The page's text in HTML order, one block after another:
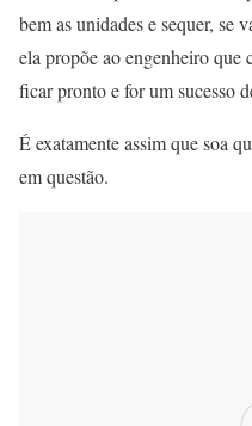
bem as unidades e sequer, se
ela propõe ao engenheiro
ficar pronto e for um sucesso
É exatamente assim que soa
em questão.